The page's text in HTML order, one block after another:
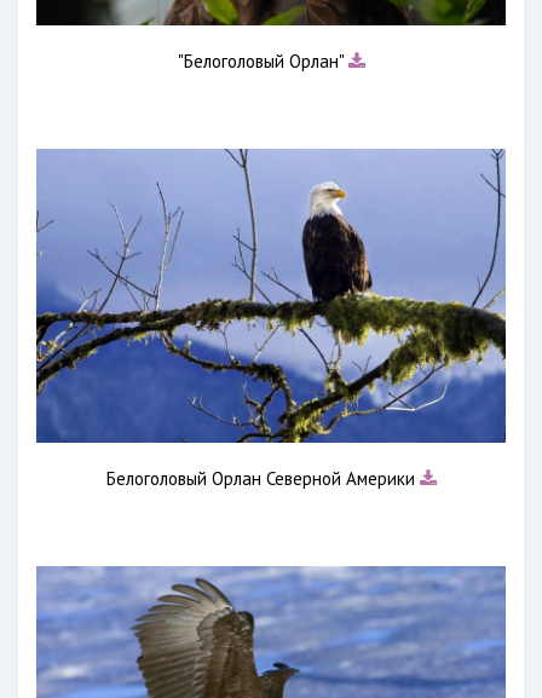
"Белоголовый Орлан"
Белоголовый Орлан Северной Америки